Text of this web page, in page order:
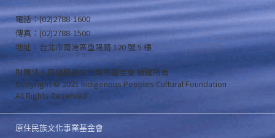
電話：(02)2788-1600
傳真：(02)2788-1500
地址：台北市南港區重陽路 120 號 5 樓
財團法人原住民族文化事業基金會 版權所有
Copyright © 2021 Indigenous Peoples Cultural Foundation
All Rights Reserved .
原住民族文化事業基金會